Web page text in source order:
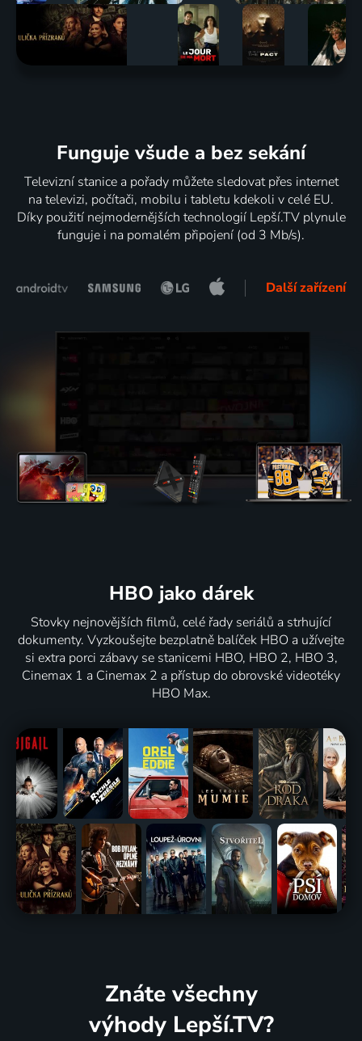
Funguje všude a bez sekání
Televizní stanice a pořady můžete sledovat přes internet
na televizi, počítači, mobilu i tabletu kdekoli v celé EU.
Díky použití nejmodernějších technologií Lepší.TV plynule
funguje i na pomalém připojení (od 3 Mb/s).
Další zařízení
HBO jako dárek
Stovky nejnovějších filmů, celé řady seriálů a strhující
dokumenty. Vyzkoušejte bezplatně balíček HBO a užívejte
si extra porci zábavy se stanicemi HBO, HBO 2, HBO 3,
Cinemax 1 a Cinemax 2 a přístup do obrovské videotéky
HBO Max.
Znáte všechny
výhody Lepší.TV?